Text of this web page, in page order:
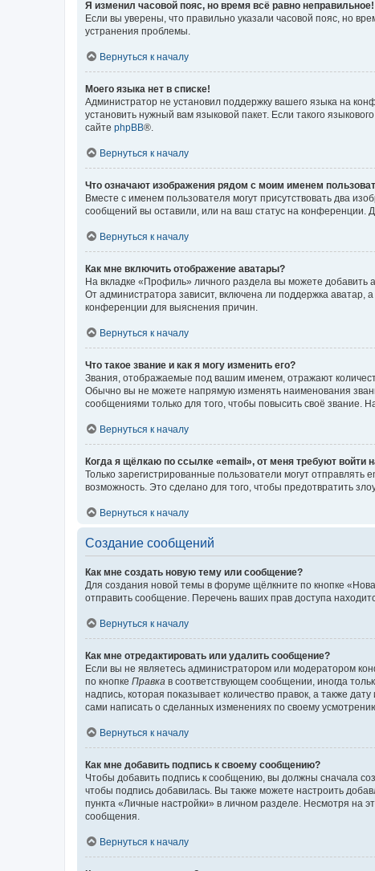
Я изменил часовой пояс, но время всё равно неправильное!
Если вы уверены, что правильно указали часовой пояс, но
устранения проблемы.
Вернуться к началу
Моего языка нет в списке!
Администратор не установил поддержку вашего языка на
установить нужный вам языковой пакет. Если такого
сайте phpBB®.
Вернуться к началу
Что означают изображения рядом с моим именем
Вместе с именем пользователя могут присутствовать два
сообщений вы оставили, или на ваш статус на конференции.
Вернуться к началу
Как мне включить отображение аватары?
На вкладке «Профиль» личного раздела вы можете добавить
От администратора зависит, включена ли поддержка аватар,
конференции для выяснения причин.
Вернуться к началу
Что такое звание и как я могу изменить его?
Звания, отображаемые под вашим именем, отражают
Обычно вы не можете напрямую изменять наименования
сообщениями только для того, чтобы повысить своё звание.
Вернуться к началу
Когда я щёлкаю по ссылке «email», от меня требуют войти
Только зарегистрированные пользователи могут
возможность. Это сделано для того, чтобы предотвратить
Вернуться к началу
Создание сообщений
Как мне создать новую тему или сообщение?
Для создания новой темы в форуме щёлкните по кнопке
отправить сообщение. Перечень ваших прав доступа
Вернуться к началу
Как мне отредактировать или удалить сообщение?
Если вы не являетесь администратором или модератором
по кнопке Правка в соответствующем сообщении, иногда
надпись, которая показывает количество правок, а также
сами написать о сделанных изменениях по своему
Вернуться к началу
Как мне добавить подпись к своему сообщению?
Чтобы добавить подпись к сообщению, вы должны сначала
чтобы подпись добавилась. Вы также можете настроить
пункта «Личные настройки» в личном разделе. Несмотря на
сообщения.
Вернуться к началу